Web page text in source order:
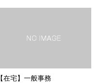
【在宅】一般事務